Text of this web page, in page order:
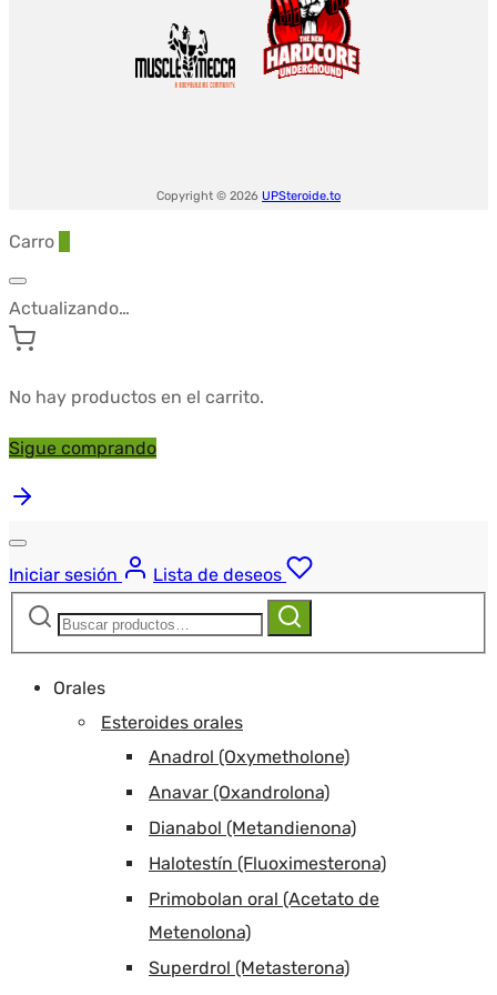
Copyright © 2026 UPSteroide.to
Carro
Actualizando…
No hay productos en el carrito.
Sigue comprando
Iniciar sesión
Lista de deseos
Buscar:
Buscar
Orales
Esteroides orales
Anadrol (Oxymetholone)
Anavar (Oxandrolona)
Dianabol (Metandienona)
Halotestín (Fluoximesterona)
Primobolan oral (Acetato de
Metenolona)
Superdrol (Metasterona)